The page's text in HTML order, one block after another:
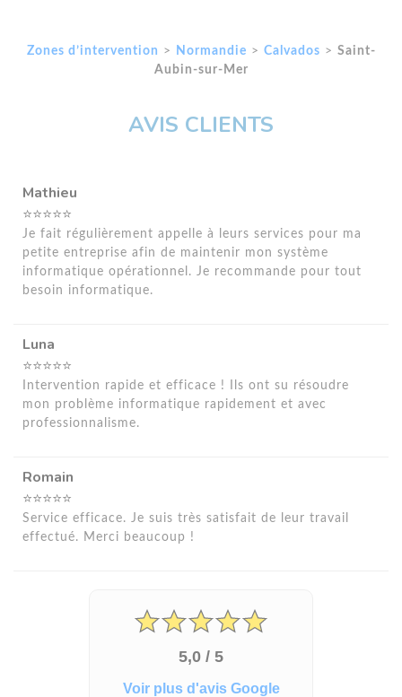
Zones d’intervention > Normandie > Calvados > Saint-
Aubin-sur-Mer
AVIS CLIENTS
Mathieu
⭐⭐⭐⭐⭐
Je fait régulièrement appelle à leurs services pour ma
petite entreprise afin de maintenir mon système
informatique opérationnel. Je recommande pour tout
besoin informatique.
Luna
⭐⭐⭐⭐⭐
Intervention rapide et efficace ! Ils ont su résoudre
mon problème informatique rapidement et avec
professionnalisme.
Romain
⭐⭐⭐⭐⭐
Service efficace. Je suis très satisfait de leur travail
effectué. Merci beaucoup !
5,0 / 5
Voir plus d'avis Google